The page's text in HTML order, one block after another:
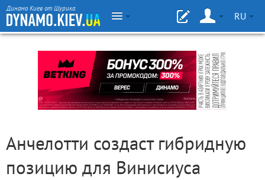
Динамо Киев от Шурика
RU
Анчелотти создаст гибридную
позицию для Винисиуса